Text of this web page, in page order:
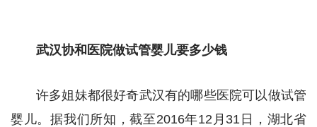
武汉协和医院做试管婴儿要多少钱
许多姐妹都很好奇武汉有的哪些医院可以做试管
婴儿。据我们所知，截至2016年12月31日，湖北省